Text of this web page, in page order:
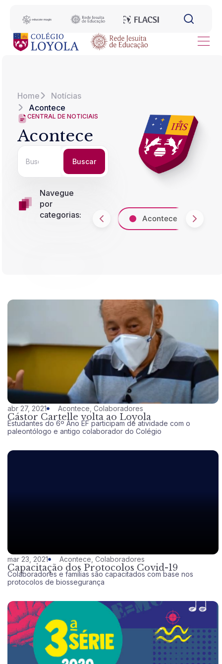
Home
Notícias
Acontece
CENTRAL DE NOTICIAIS
Acontece
Buscar
Navegue
por
categorias:
Acontece
abr 27, 2021 Acontece Colaboradores
Cástor Cartelle volta ao Loyola
Estudantes do 6º Ano EF participam de atividade com o
paleontólogo e antigo colaborador do Colégio
mar 23, 2021 Acontece Colaboradores
Capacitação dos Protocolos Covid-19
Colaboradores e famílias são capacitados com base nos
protocolos de biossegurança